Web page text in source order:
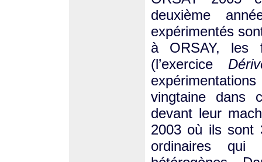
deuxième
expérimentés
à ORSAY, les
(l’exercice
vingtaine dans
devant leur
2003 où ils sont
ordinaires